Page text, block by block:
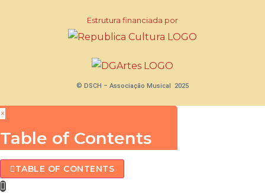
Estrutura financiada por
© DSCH – Associação Musical 2025
×
Table of Contents
TABLE OF CONTENTS